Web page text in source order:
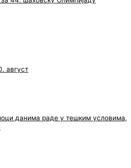
август
данима раде у тешким условима,